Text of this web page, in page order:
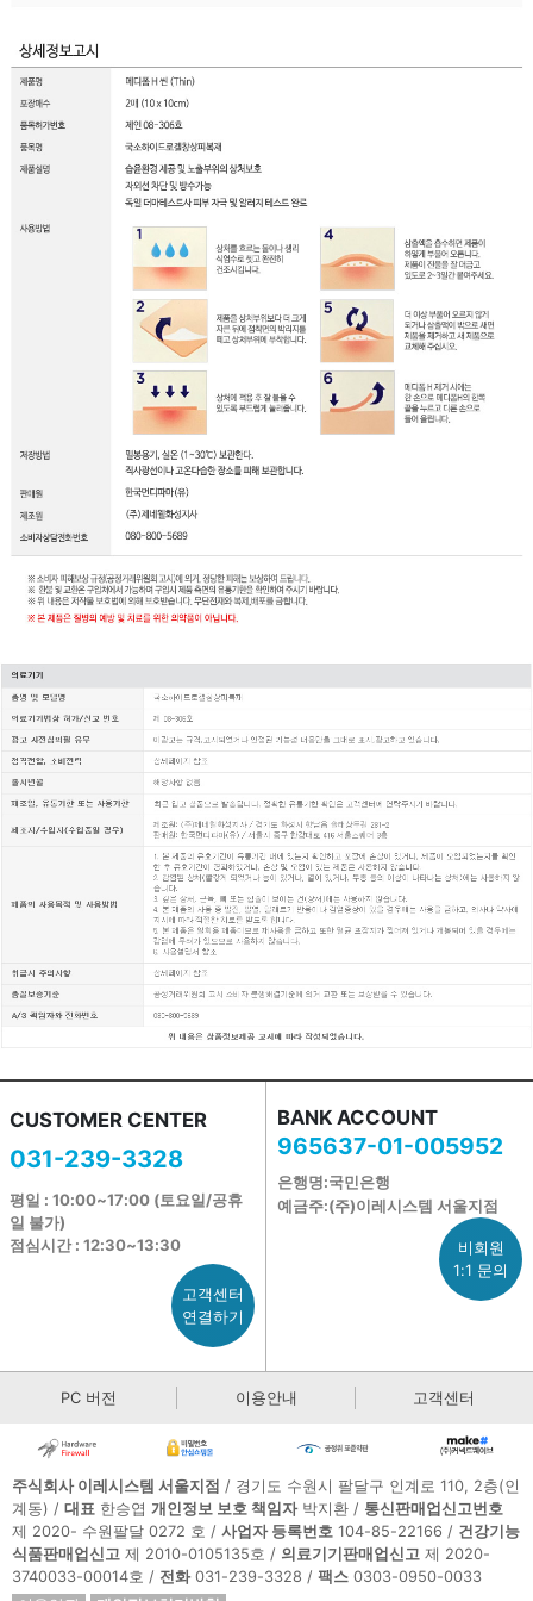
CUSTOMER CENTER
031-239-3328
평일 : 10:00~17:00 (토요일/공휴
일 불가)
점심시간 : 12:30~13:30
고객센터
연결하기
BANK ACCOUNT
965637-01-005952
은행명:국민은행
예금주:(주)이레시스템 서울지점
비회원
1:1 문의
PC 버전 이용안내 고객센터
주식회사 이레시스템 서울지점 / 경기도 수원시 팔달구 인계로 110, 2층(인
계동) / 대표 한승엽 개인정보 보호 책임자박지환 / 통신판매업신고번호
제 2020- 수원팔달 0272 호 / 사업자 등록번호 104-85-22166 / 건강기능
식품판매업신고 제 2010-0105135호 / 의료기기판매업신고 제 2020-
3740033-00014호 / 전화031-239-3328 / 팩스 0303-0950-0033